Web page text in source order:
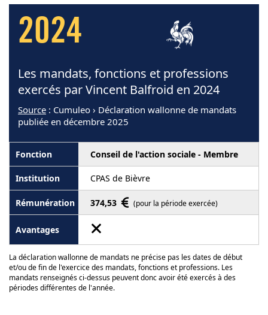
2024
Les mandats, fonctions et professions
exercés par Vincent Balfroid en 2024
Source : Cumuleo › Déclaration wallonne de mandats
publiée en décembre 2025
Conseil de l'action sociale - Membre
CPAS de Bièvre
374,53 (pour la période exercée)
La déclaration wallonne de mandats ne précise pas les dates de début
et/ou de fin de l'exercice des mandats, fonctions et professions. Les
mandats renseignés ci-dessus peuvent donc avoir été exercés à des
périodes différentes de l'année.